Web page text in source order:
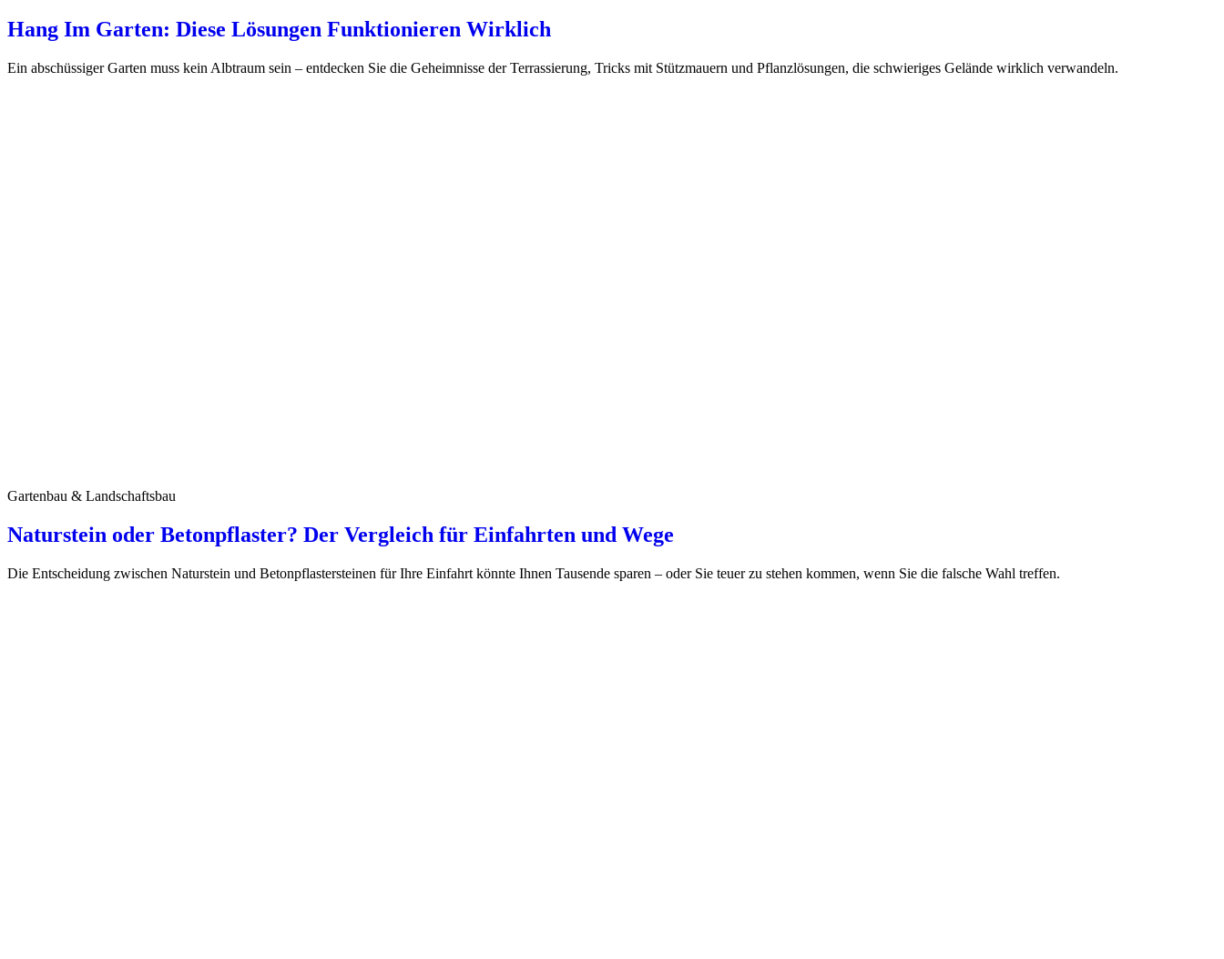
Hang Im Garten: Diese Lösungen Funktionieren Wirklich
Ein abschüssiger Garten muss kein Albtraum sein – entdecken Sie die Geheimnisse der Terrassierung, Tricks mit Stützmauern und Pflanzlösungen, die schwieriges Gelände wirklich verwandeln.
Gartenbau & Landschaftsbau
Naturstein oder Betonpflaster? Der Vergleich für Einfahrten und Wege
Die Entscheidung zwischen Naturstein und Betonpflastersteinen für Ihre Einfahrt könnte Ihnen Tausende sparen – oder Sie teuer zu stehen kommen, wenn Sie die falsche Wahl treffen.